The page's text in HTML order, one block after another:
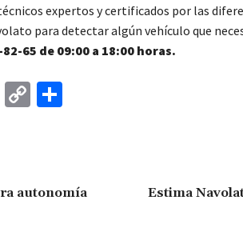
expertos y certificados por las
para detectar algún vehículo que
65 de 09:00 a 18:00 horas.
Te C
Li ar
autonomía
Estima